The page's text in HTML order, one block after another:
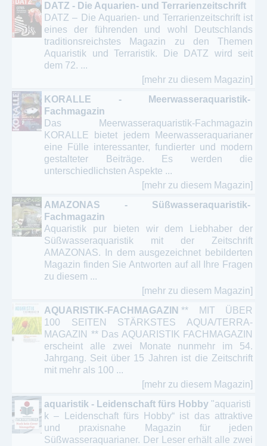
DATZ - Die Aquarien- und Terrarienzeitschrift
DATZ – Die Aquarien- und Terrarienzeitschrift ist
eines der führenden und wohl Deutschlands
traditionsreichstes Magazin zu den Themen
Aquaristik und Terraristik. Die DATZ wird seit
dem 72. ...
[mehr zu diesem Magazin]
KORALLE - Meerwasseraquaristik-
Fachmagazin
Das Meerwasseraquaristik-Fachmagazin
KORALLE bietet jedem Meerwasseraquarianer
eine Fülle interessanter, fundierter und modern
gestalteter Beiträge. Es werden die
unterschiedlichsten Aspekte ...
[mehr zu diesem Magazin]
AMAZONAS - Süßwasseraquaristik-
Fachmagazin
Aquaristik pur bieten wir dem Liebhaber der
Süßwasseraquaristik mit der Zeitschrift
AMAZONAS. In dem ausgezeichnet bebilderten
Magazin finden Sie Antworten auf all Ihre Fragen
zu diesem ...
[mehr zu diesem Magazin]
AQUARISTIK-FACHMAGAZIN ** MIT ÜBER
100 SEITEN STÄRKSTES AQUA/TERRA-
MAGAZIN ** Das AQUARISTIK FACHMAGAZIN
erscheint alle zwei Monate nunmehr im 54.
Jahrgang. Seit über 15 Jahren ist die Zeitschrift
mit mehr als 100 ...
[mehr zu diesem Magazin]
aquaristik - Leidenschaft fürs Hobby "aquaristi
k – Leidenschaft fürs Hobby“ ist das attraktive
und praxisnahe Magazin für jeden
Süßwasseraquarianer. Der Leser erhält alle zwei